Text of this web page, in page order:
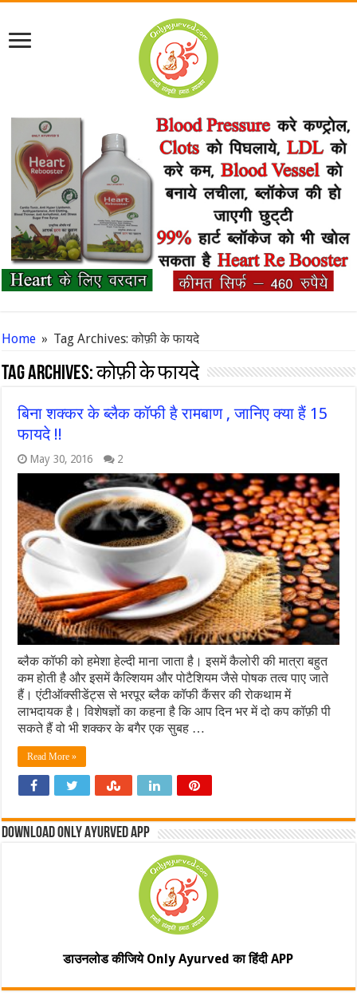
Home » Tag Archives: कोफ़ी के फायदे
Tag Archives:कोफ़ी के फायदे
बिना शक्‍कर के ब्‍लैक कॉफी है रामबाण , जानिए क्या हैं 15
फायदे !!
May 30, 2016 2
ब्लैक कॉफी को हमेशा हेल्दी माना जाता है। इसमें कैलोरी की मात्रा बहुत
कम होती है और इसमें कैल्शियम और पोटैशियम जैसे पोषक तत्व पाए जाते
हैं। एंटीऑक्सीडेंट्स से भरपूर ब्लैक कॉफी कैंसर की रोकथाम में
लाभदायक है। विशेषज्ञों का कहना है कि आप दिन भर में दो कप कॉफ़ी पी
सकते हैं वो भी शक्‍कर के बगैर एक सुबह …
Read More »
Download Only Ayurved App
डाउनलोड कीजिये Only Ayurved का हिंदी APP